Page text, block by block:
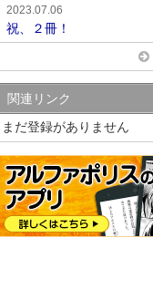
2023.07.06
祝、２冊！
関連リンク
まだ登録がありません